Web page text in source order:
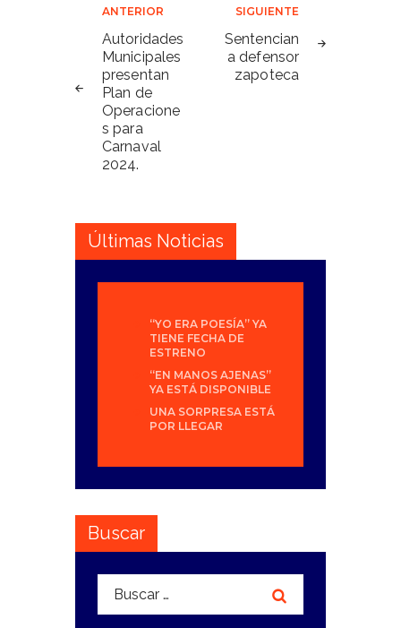
Navegación
de
entradas
ANTERIOR
Autoridades
Municipales
presentan
Plan de
Operacione
s para
Carnaval
2024.
SIGUIENTE
Sentencian
a defensor
zapoteca
Últimas Noticias
“YO ERA POESÍA” YA
TIENE FECHA DE
ESTRENO
“EN MANOS AJENAS”
YA ESTÁ DISPONIBLE
UNA SORPRESA ESTÁ
POR LLEGAR
Buscar
Buscar: